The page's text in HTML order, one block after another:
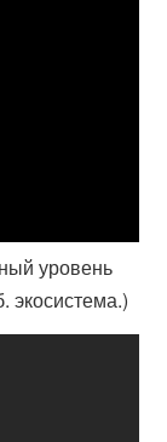
уровень
экосистема.)